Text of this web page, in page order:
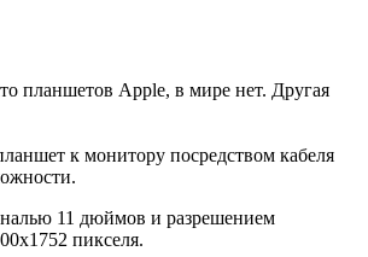
планшетов Apple, в мире нет. Другая
к монитору посредством кабеля
11 дюймов и разрешением
пикселя.